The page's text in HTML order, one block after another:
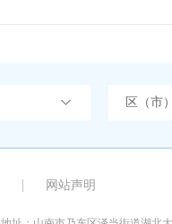
区（市
网站声明